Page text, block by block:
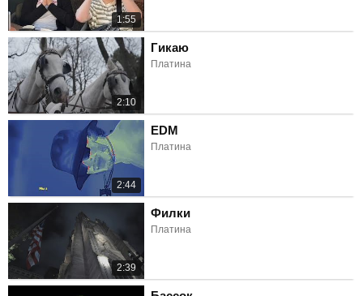
1:55
2:10
Гикаю
Платина
2:44
EDM
Платина
2:39
Филки
Платина